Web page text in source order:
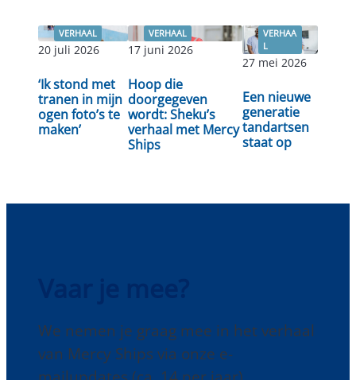
VERHAAL
20 juli 2026
‘Ik stond met
tranen in mijn
ogen foto’s te
maken’
Lees verder
VERHAAL
17 juni 2026
Hoop die
doorgegeven
wordt: Sheku’s
verhaal met Mercy
Ships
Lees verder
VERHAA
L
27 mei 2026
Een nieuwe
generatie
tandartsen
staat op
verder
We nemen je graag mee in het verhaal
van Mercy Ships via onze e-